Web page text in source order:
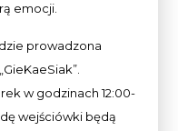
emocji.
prowadzona
w godzinach 12:00-
wejściówki będą